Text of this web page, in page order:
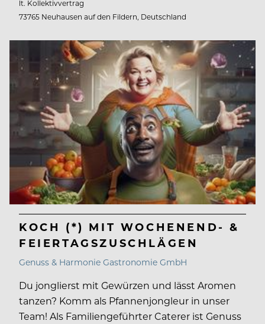
lt. Kollektivvertrag
73765 Neuhausen auf den Fildern, Deutschland
KOCH (*) MIT WOCHENEND- &
FEIERTAGSZUSCHLÄGEN
Genuss & Harmonie Gastronomie GmbH
Du jonglierst mit Gewürzen und lässt Aromen
tanzen? Komm als Pfannenjongleur in unser
Team! Als Familiengeführter Caterer ist Genuss